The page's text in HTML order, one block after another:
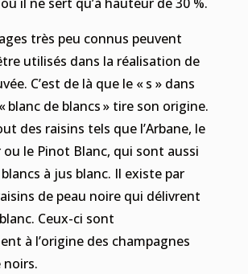
très peu connus peuvent
utilisés dans la réalisation de
C’est de là que le « s » dans
blanc de blancs » tire son origine.
des raisins tels que l’Arbane, le
le Pinot Blanc, qui sont aussi
à jus blanc. Il existe par
de peau noire qui délivrent
Ceux-ci sont
à l’origine des champagnes
noirs.